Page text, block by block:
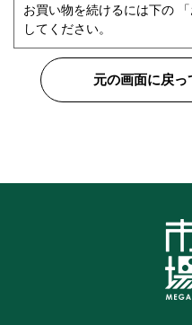
お買い物を続けるには下の
してください。
元の画面に戻